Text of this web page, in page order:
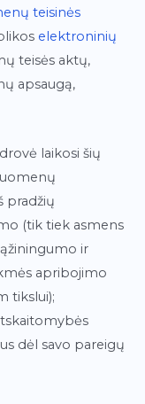
teisinės
elektroninių
teisės aktų,
apsaugą,
laikosi šių
pradžių
(tik tiek asmens
ir
apribojimo
tikslui);
dėl savo pareigų